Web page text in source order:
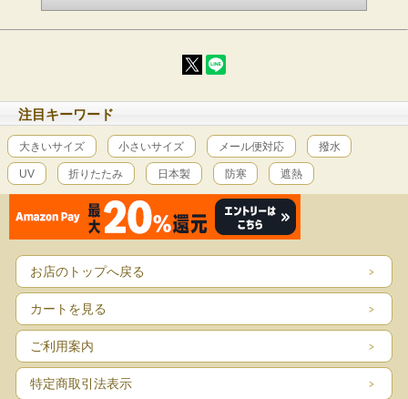
注目キーワード
大きいサイズ 小さいサイズ メール便対応 撥水
UV 折りたたみ 日本製 防寒 遮熱
お店のトップへ戻る
カートを見る
ご利用案内
特定商取引法表示